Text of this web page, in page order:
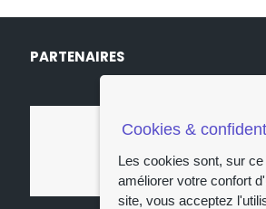
PARTENAIRES
Cookies &
Les cookies sont, sur
améliorer votre confort
site, vous acceptez